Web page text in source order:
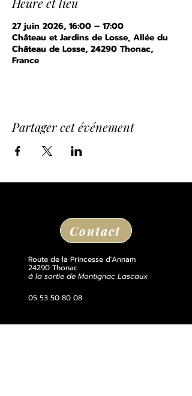
27 juin 2026, 16:00 – 17:00
Château et Jardins de Losse, Allée du
Château de Losse, 24290 Thonac,
France
Partager cet événement
Contact
Route de la Princesse d'Annam
24290 Thonac
à la sortie de Montignac Lascaux
05 53 50 80 08
losse@chateaudelosse.com